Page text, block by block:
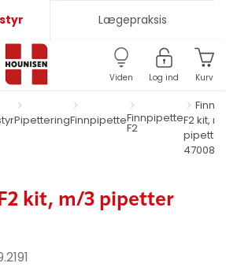
Lægepraksis
Viden Log ind Kurv
PipetteringFinnpipetteFinnpipette
F2
F2 kit,
pipetter
4700870
kit, m/3 pipetter